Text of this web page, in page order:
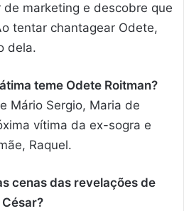
marketing e descobre que
tentar chantagear Odete,
dela.
teme Odete Roitman?
Mário Sergio, Maria de
vítima da ex-sogra e
Raquel.
cenas das revelações de